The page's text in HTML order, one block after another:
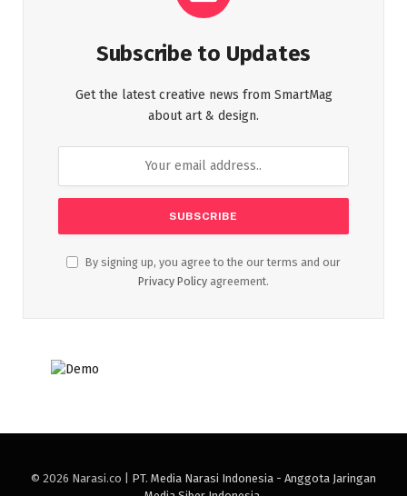
Subscribe to Updates
Get the latest creative news from SmartMag
about art & design.
By signing up, you agree to the our terms and our
Privacy Policy agreement.
© 2026 Narasi.co | PT. Media Narasi Indonesia - Anggota Jaringan